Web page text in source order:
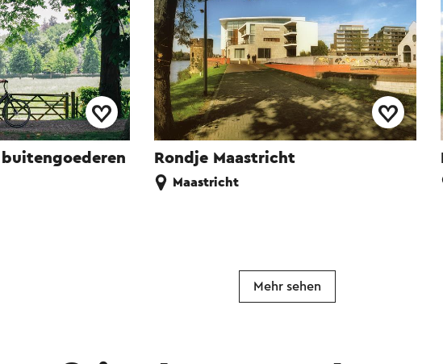
Rondje Maastricht
Maastricht
Mehr sehen